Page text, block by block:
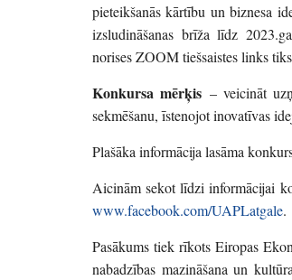
pieteikšanās kārtību un biznesa
izsludināšanas brīža līdz
norises ZOOM tiešsaistes links
Konkursa mērķis – veicināt
sekmēšanu, īstenojot inovatīvas
Plašāka informācija lasāma
Aicinām sekot līdzi informācijai
www.facebook.com/UAPLatgale.
Pasākums tiek rīkots Eiropas
nabadzības mazināšana un